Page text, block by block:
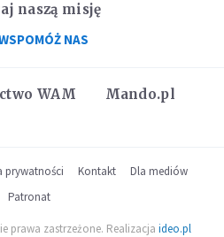
WAM
Mando.pl
naszą misję
NAS
prywatności Kontakt
Dla mediów
Patronat
prawa zastrzeżone. Realizacja ideo.pl